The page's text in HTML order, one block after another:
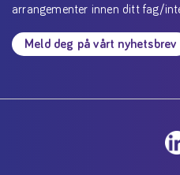
arrangementer innen ditt fag/
Meld deg på vårt nyhetsbrev